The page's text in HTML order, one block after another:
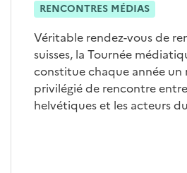
RENCONTRES MÉDIAS
Véritable rendez-vous de
suisses, la Tournée
constitue chaque année un
privilégié de rencontre
helvétiques et les acteurs